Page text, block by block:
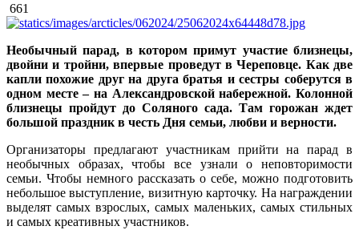
661
Необычный парад, в котором примут участие близнецы,
двойни и тройни, впервые проведут в Череповце. Как две
капли похожие друг на друга братья и сестры соберутся в
одном месте – на Александровской набережной. Колонной
близнецы пройдут до Соляного сада. Там горожан ждет
большой праздник в честь Дня семьи, любви и верности.
Организаторы предлагают участникам прийти на парад в
необычных образах, чтобы все узнали о неповторимости
семьи. Чтобы немного рассказать о себе, можно подготовить
небольшое выступление, визитную карточку. На награждении
выделят самых взрослых, самых маленьких, самых стильных
и самых креативных участников.